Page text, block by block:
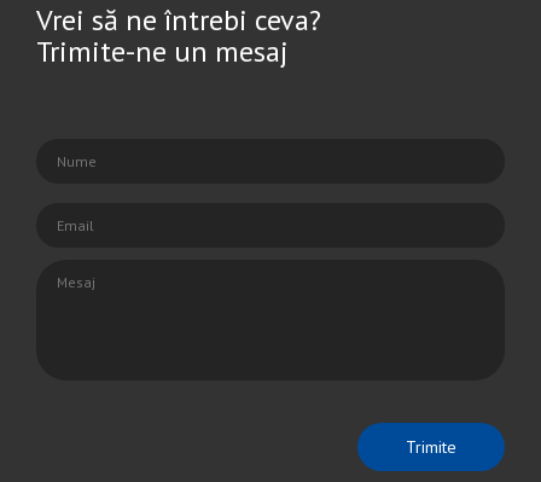
Vrei să ne întrebi ceva?
Trimite-ne un mesaj